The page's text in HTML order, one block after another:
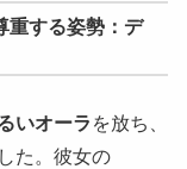
重する姿勢：デ
いオーラ を放ち、
た。彼女の